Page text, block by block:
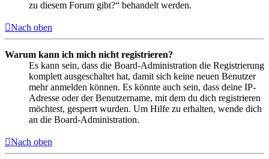
zu diesem Forum gibt?“ behandelt werden.
Nach oben
Warum kann ich mich nicht registrieren?
Es kann sein, dass die Board-Administration die Registrierung
komplett ausgeschaltet hat, damit sich keine neuen Benutzer
mehr anmelden können. Es könnte auch sein, dass deine IP-
Adresse oder der Benutzername, mit dem du dich registrieren
möchtest, gesperrt wurden. Um Hilfe zu erhalten, wende dich
an die Board-Administration.
Nach oben